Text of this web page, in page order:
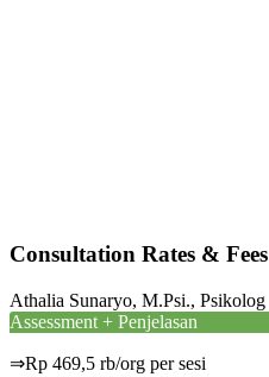
Consultation Rates & Fees
Athalia Sunaryo, M.Psi., Psikolog
Assessment + Penjelasan
⇒Rp 469,5 rb/org per sesi